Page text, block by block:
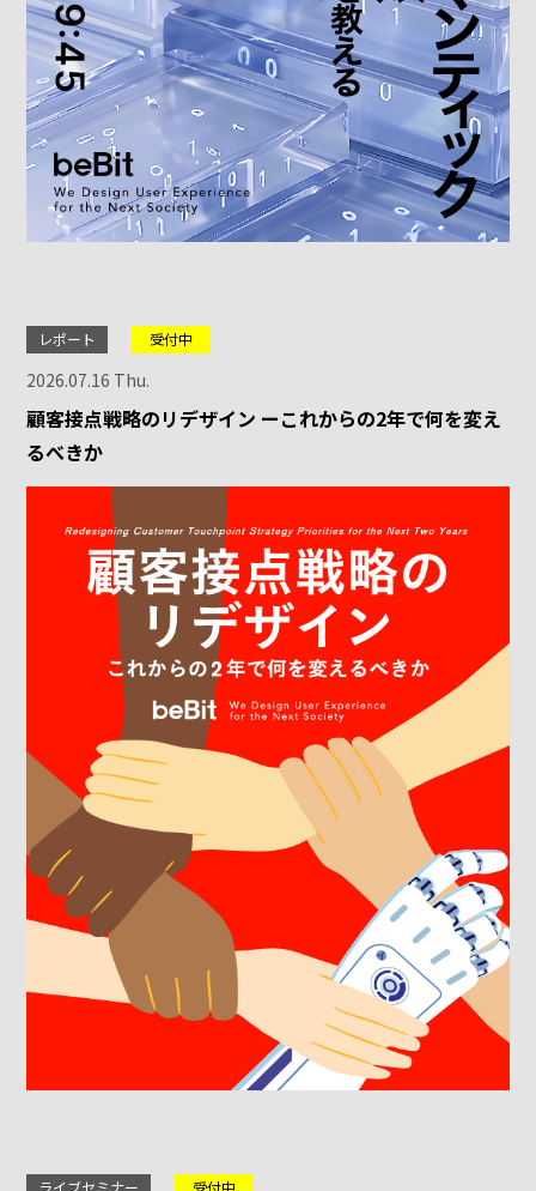
レポート 受付中
2026.07.16 Thu.
顧客接点戦略のリデザイン ーこれからの2年で何を変え
るべきか
ライブセミナー 受付中